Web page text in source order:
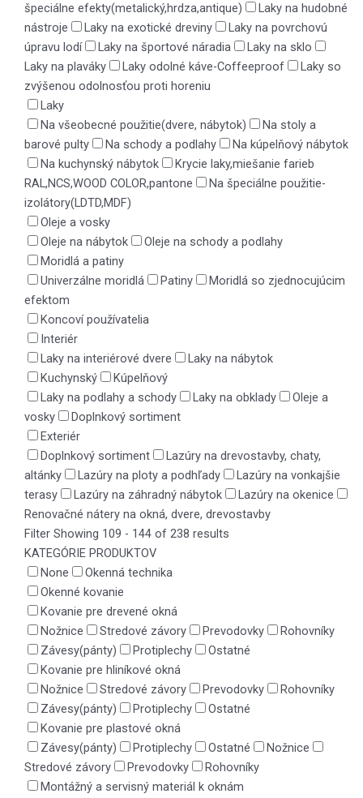
špeciálne efekty(metalický,hrdza,antique)
Laky na hudobné
nástroje
Laky na exotické dreviny
Laky na povrchovú
úpravu lodí
Laky na športové náradia
Laky na sklo
Laky na plaváky
Laky odolné káve-Coffeeproof
Laky so
zvýšenou odolnosťou proti horeniu
Laky
Na všeobecné použitie(dvere, nábytok)
Na stoly a
barové pulty
Na schody a podlahy
Na kúpelňový nábytok
Na kuchynský nábytok
Krycie laky,miešanie farieb
RAL,NCS,WOOD COLOR,pantone
Na špeciálne použitie-
izolátory(LDTD,MDF)
Oleje a vosky
Oleje na nábytok
Oleje na schody a podlahy
Moridlá a patiny
Univerzálne moridlá
Patiny
Moridlá so zjednocujúcim
efektom
Koncoví používatelia
Interiér
Laky na interiérové dvere
Laky na nábytok
Kuchynský
Kúpelňový
Laky na podlahy a schody
Laky na obklady
Oleje a
vosky
Doplnkový sortiment
Exteriér
Doplnkový sortiment
Lazúry na drevostavby, chaty,
altánky
Lazúry na ploty a podhľady
Lazúry na vonkajšie
terasy
Lazúry na záhradný nábytok
Lazúry na okenice
Renovačné nátery na okná, dvere, drevostavby
FilterShowing 109 - 144 of 238 results
KATEGÓRIE PRODUKTOV
None
Okenná technika
Okenné kovanie
Kovanie pre drevené okná
Nožnice
Stredové závory Prevodovky
Rohovníky
Závesy(pánty)
Protiplechy
Ostatné
Kovanie pre hliníkové okná
Nožnice
Stredové závory Prevodovky
Rohovníky
Závesy(pánty)
Protiplechy
Ostatné
Kovanie pre plastové okná
Závesy(pánty)
Protiplechy Ostatné
Nožnice
Stredové závory
Prevodovky
Rohovníky
Montážný a servisný materiál k oknám